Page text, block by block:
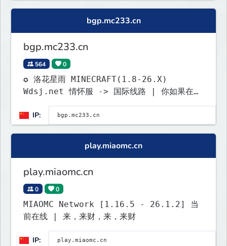
bgp.mc233.cn
bgp.mc233.cn
564 0
✪ 洛花星雨 MINECRAFT(1.8-26.X)
Wdsj.net 情怀服 -> 国际线路 | 你如果在国
内说明你加速器没关
IP:
play.miaomc.cn
play.miaomc.cn
0 0
MIAOMC Network [1.16.5 - 26.1.2] 当
前在线 | 来，来财，来，来财
IP: